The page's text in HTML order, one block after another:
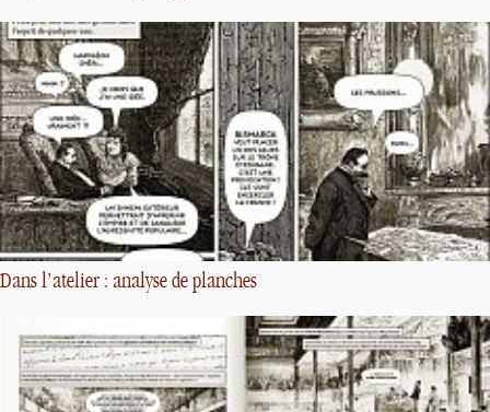
Dans l’atelier : analyse de planches